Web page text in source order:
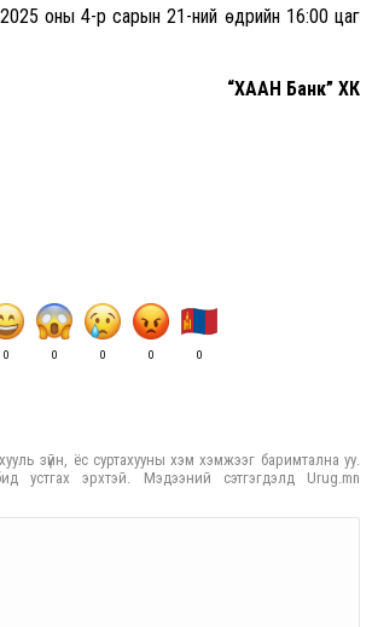
2025 оны 4-р сарын 21-ний өдрийн 16:00 цаг
“ХААН Банк” ХК
0 0 0 0 0
зүйн, ёс суртахууны хэм хэмжээг баримтална уу.
устгах эрхтэй. Мэдээний сэтгэгдэлд Urug.mn